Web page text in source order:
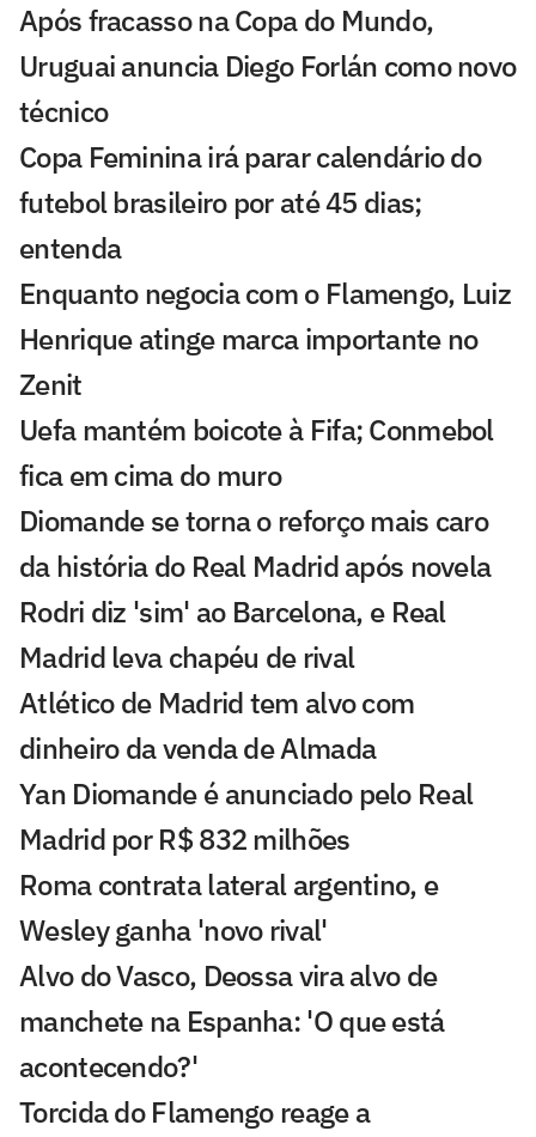
Após fracasso na Copa do Mundo,
Uruguai anuncia Diego Forlán como novo
técnico
Copa Feminina irá parar calendário do
futebol brasileiro por até 45 dias;
entenda
Enquanto negocia com o Flamengo, Luiz
Henrique atinge marca importante no
Zenit
Uefa mantém boicote à Fifa; Conmebol
fica em cima do muro
Diomande se torna o reforço mais caro
da história do Real Madrid após novela
Rodri diz 'sim' ao Barcelona, e Real
Madrid leva chapéu de rival
Atlético de Madrid tem alvo com
dinheiro da venda de Almada
Yan Diomande é anunciado pelo Real
Madrid por R$ 832 milhões
Roma contrata lateral argentino, e
Wesley ganha 'novo rival'
Alvo do Vasco, Deossa vira alvo de
manchete na Espanha: 'O que está
acontecendo?'
Torcida do Flamengo reage a